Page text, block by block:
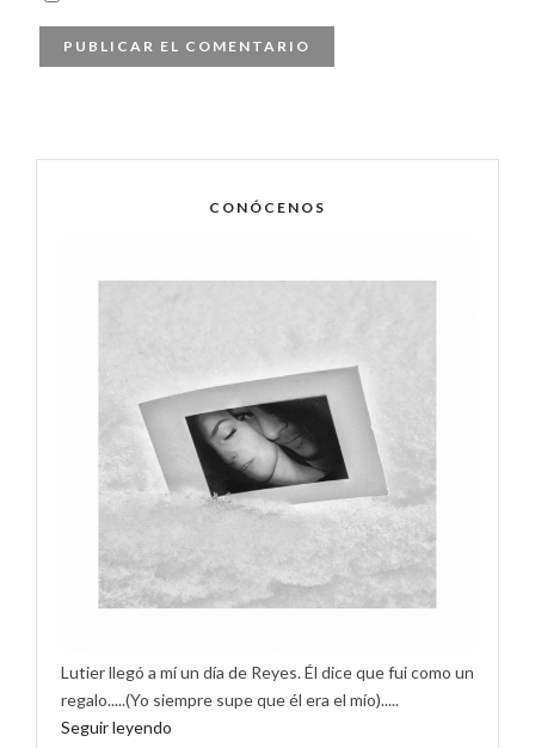
CONÓCENOS
Lutier llegó a mí un día de Reyes. Él dice que fui como un
regalo.....(Yo siempre supe que él era el mío).....
Seguir leyendo